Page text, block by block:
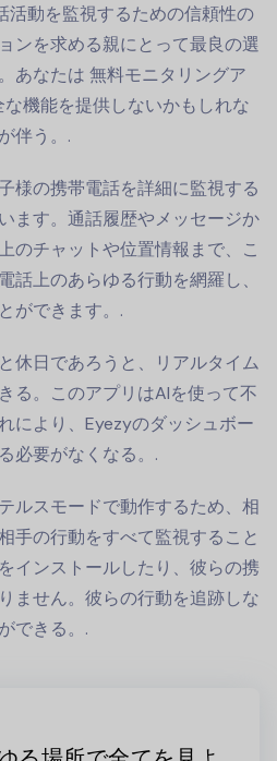
活動を監視するための信頼性の
ンを求める親にとって最良の選
あなたは 無料モニタリングア
機能を提供しないかもしれな
伴う。.
様の携帯電話を詳細に監視する
ます。通話履歴やメッセージか
のチャットや位置情報まで、こ
話上のあらゆる行動を網羅し、
ができます。.
休日であろうと、リアルタイム
る。このアプリはAIを使って不
により、Eyezyのダッシュボー
必要がなくなる。.
ルスモードで動作するため、相
手の行動をすべて監視すること
インストールしたり、彼らの携
ません。彼らの行動を追跡しな
できる。.